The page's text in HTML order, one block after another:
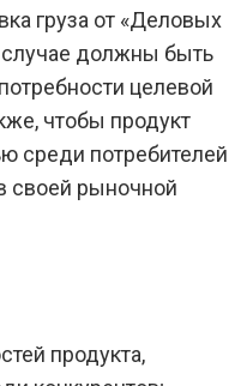
груза от «Деловых
случае должны быть
целевой
чтобы продукт
среди потребителей
своей рыночной
продукта,